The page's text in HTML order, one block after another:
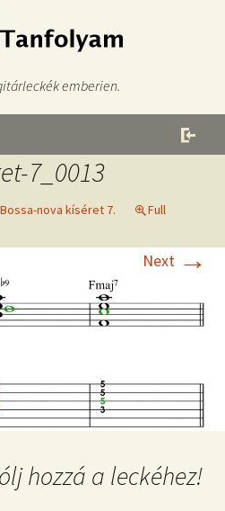
emberien.
7_0013
Bossa-nova kíséret 7.
Full
Next →
hozzá a leckéhez!